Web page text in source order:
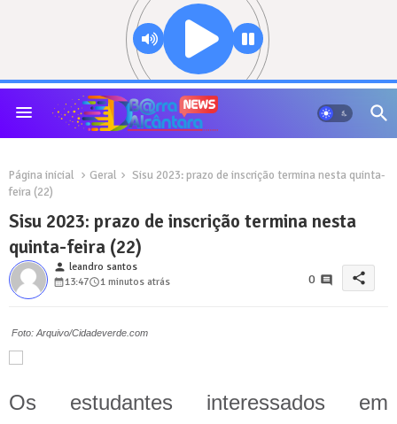
Página inicial Geral
Sisu 2023: prazo de inscrição termina nesta quinta-
feira (22)
Sisu 2023: prazo de inscrição termina nesta
quinta-feira (22)
person leandro santos
13:47
1 minutos atrás 0 share
Foto: Arquivo/Cidadeverde.com
Os estudantes interessados em